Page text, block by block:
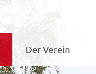
Der Verein